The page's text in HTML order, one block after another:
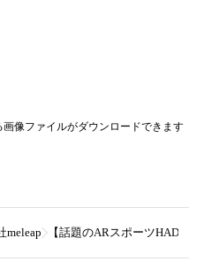
像ファイルがダウンロードできます
meleap 【話題のARスポーツHADO